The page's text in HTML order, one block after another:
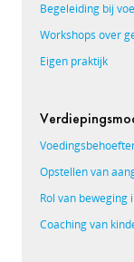
Begeleiding bij
Workshops over
Eigen praktijk
Opstellen van
Rol van beweging
Coaching van